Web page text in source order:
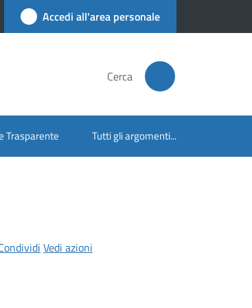
Accedi all'area personale
Cerca
Trasparente Tutti gli argomenti...
Vedi azioni